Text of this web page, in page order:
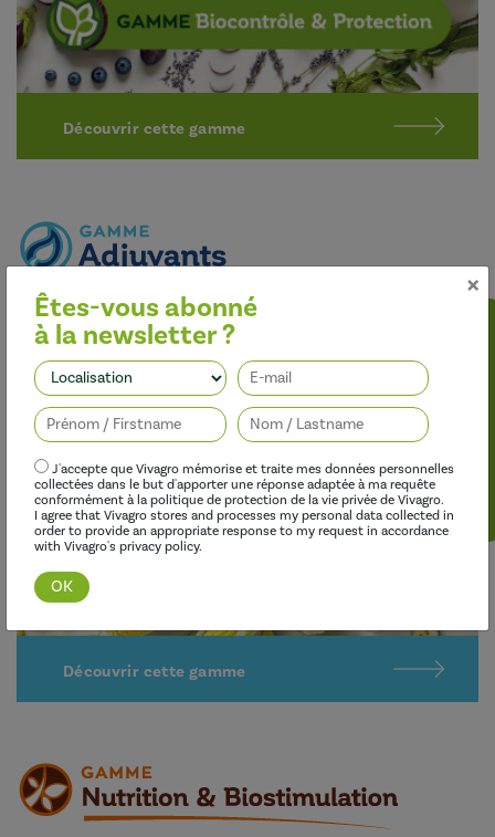
Découvrir cette gamme
Optimiser l’efficacité des traitements
Nos adjuvants permettent d’améliorer l’efficacité des
herbicides, des fongicides, des insecticides et des régulateurs de
croissance, tout en limitant leur impact sur l’environnement.
Découvrir cette gamme
×
Êtes-vous abonné
à la newsletter ?
J'accepte que Vivagro mémorise et traite mes données personnelles
collectées dans le but d'apporter une réponse adaptée à ma requête
conformément à la politique de protection de la vie privée de Vivagro.
I agree that Vivagro stores and processes my personal data collected in
order to provide an appropriate response to my request in accordance
with Vivagro's privacy policy.